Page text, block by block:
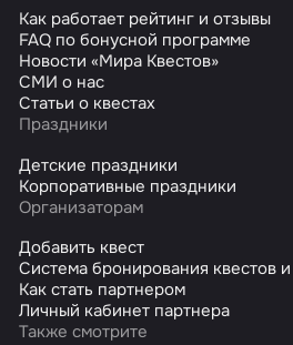
Как работает рейтинг и отзывы
FAQ по бонусной программе
Новости «Мира Квестов»
СМИ о нас
Статьи о квестах
Праздники
Детские праздники
Корпоративные праздники
Организаторам
Добавить квест
Система бронирования квестов
Как стать партнером
Личный кабинет партнера
Также смотрите